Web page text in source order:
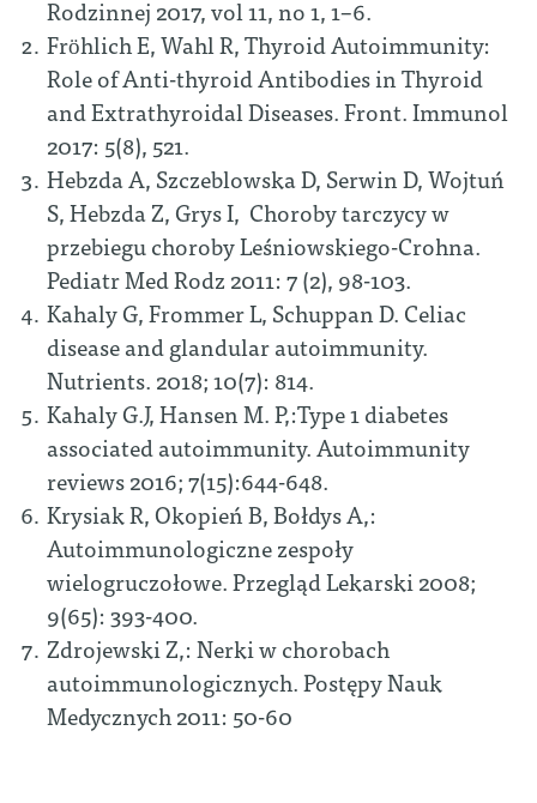
Rodzinnej 2017, vol 11, no 1, 1–6.
Fröhlich E, Wahl R, Thyroid Autoimmunity:
Role of Anti-thyroid Antibodies in Thyroid
and Extrathyroidal Diseases. Front. Immunol
2017: 5(8), 521.
Hebzda A, Szczeblowska D, Serwin D, Wojtuń
S, Hebzda Z, Grys I, Choroby tarczycy w
przebiegu choroby Leśniowskiego-Crohna.
Pediatr Med Rodz 2011: 7 (2), 98-103.
Kahaly G, Frommer L, Schuppan D. Celiac
disease and glandular autoimmunity.
Nutrients. 2018; 10(7): 814.
Kahaly G.J, Hansen M. P,:Type 1 diabetes
associated autoimmunity. Autoimmunity
reviews 2016; 7(15):644-648.
Krysiak R, Okopień B, Bołdys A,:
Autoimmunologiczne zespoły
wielogruczołowe. Przegląd Lekarski 2008;
9(65): 393-400.
Zdrojewski Z,: Nerki w chorobach
autoimmunologicznych. Postępy Nauk
Medycznych 2011: 50-60